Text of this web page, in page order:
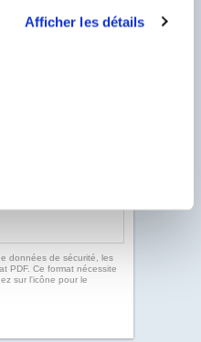
Afficher les détails
données de sécurité, les
PDF. Ce format nécessite
sur l'icône pour le